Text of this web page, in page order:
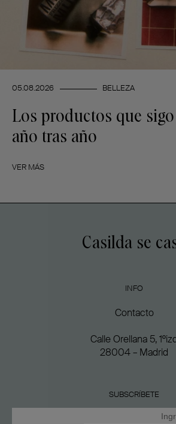
05.08.2026 BELLEZA
Los productos que
año tras año
VER MÁS
Casilda se
INFO
Contacto
Calle Orellana 5,
28004 – Madrid
SUBSCRÍBETE